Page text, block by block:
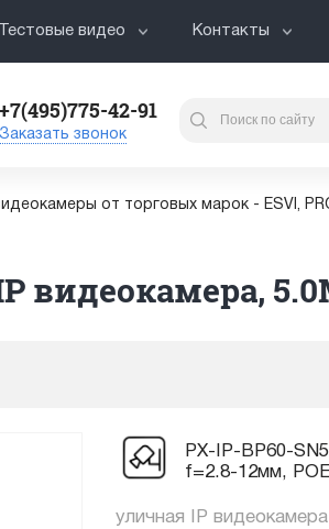
Тестовые видео Контакты
+7(495)775-42-91
Заказать звонок
от торговых марок - ESVI,
видеокамера,
PX-IP-BP60-
f=2.8-12мм,
уличная IP